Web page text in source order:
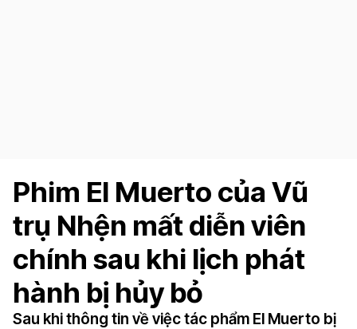
Phim El Muerto của Vũ
trụ Nhện mất diễn viên
chính sau khi lịch phát
hành bị hủy bỏ
Sau khi thông tin về việc tác phẩm El Muerto bị